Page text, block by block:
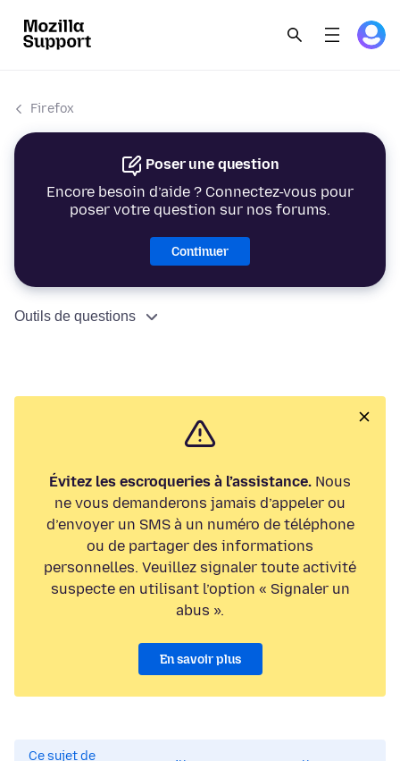
Firefox
Poser une question
Encore besoin d’aide ? Connectez-vous pour
poser votre question sur nos forums.
Continuer
Outils de questions
Évitez les escroqueries à l’assistance. Nous
ne vous demanderons jamais d’appeler ou
d’envoyer un SMS à un numéro de téléphone
ou de partager des informations
personnelles. Veuillez signaler toute activité
suspecte en utilisant l’option « Signaler un
abus ».
En savoir plus
Ce sujet de